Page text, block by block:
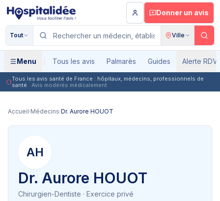
Aller au contenu principal
Donner un avis
Tout Ville
Menu Tous les avis Palmarès Guides Alerte RDV
Tous les avis santé de France : hôpitaux, médecins, professionnels de
santé · Avis modérés médicalement
Accueil·Médecins·Dr. Aurore HOUOT
AH
Dr. Aurore HOUOT
Chirurgien-Dentiste · Exercice privé